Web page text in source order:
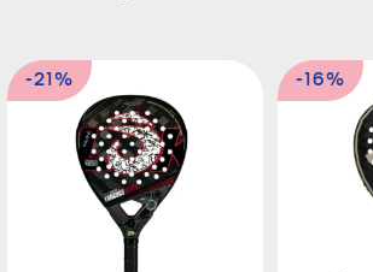
-21% -16%